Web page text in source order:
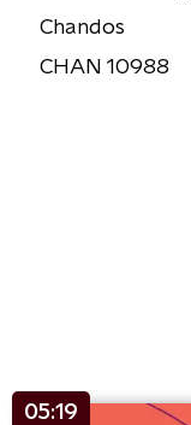
Chandos
CHAN 10988
05:19